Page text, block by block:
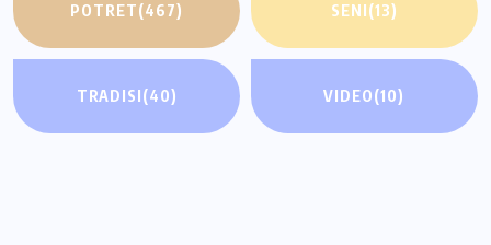
POTRET(467) SENI(13)
TRADISI(40) VIDEO(10)